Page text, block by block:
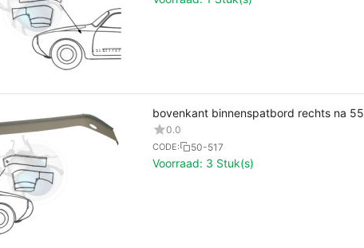
bovenkant binnenspatbord rechts na 55
0.0
CODE: 50-517
Voorraad: 3 Stuk(s)